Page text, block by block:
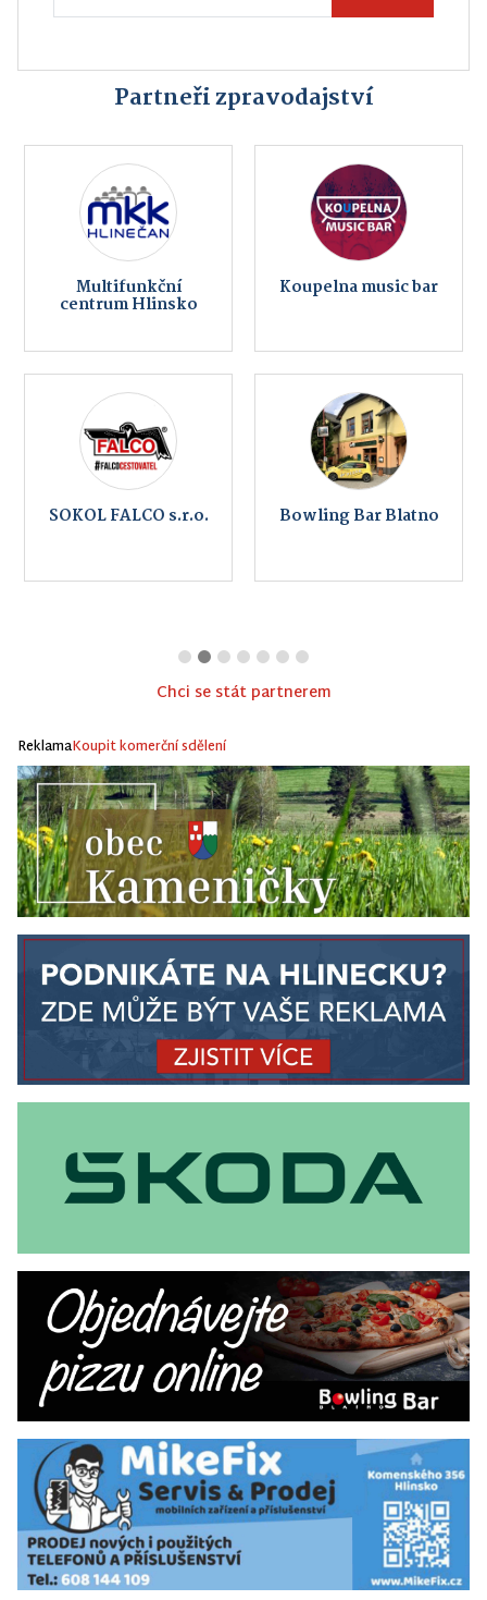
Partneři zpravodajství
Multifunkční
centrum Hlinsko
Koupelna music bar
SOKOL FALCO s.r.o. Bowling Bar Blatno
Chci se stát partnerem
ReklamaKoupit komerční sdělení